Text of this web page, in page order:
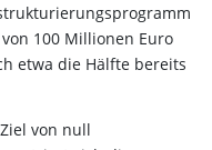
100 Millionen Euro
etwa die Hälfte bereits
von null